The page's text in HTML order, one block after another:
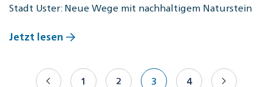
Stadt Uster: Neue Wege mit nachhaltigem Naturstein
Jetzt lesen
1 2 3 4